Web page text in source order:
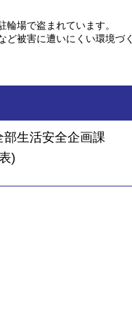
輪場で盗まれています。
ど被害に遭いにくい環境づ
生活安全企画課
)